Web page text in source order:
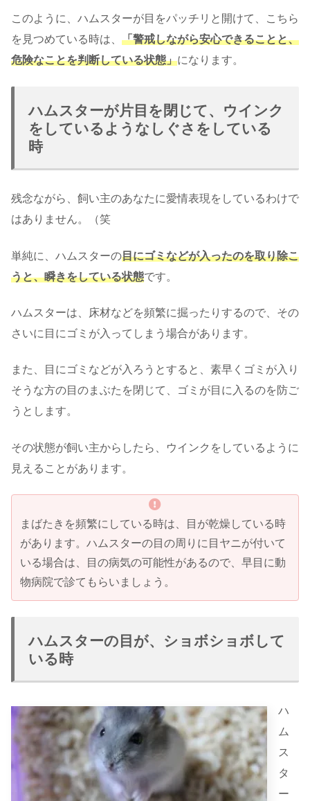
このように、ハムスターが目をパッチリと開けて、こちら
を見つめている時は、 「警戒しながら安心できることと、
危険なことを判断している状態」になります。
ハムスターが片目を閉じて、ウインク
をしているようなしぐさをしている
時
残念ながら、飼い主のあなたに愛情表現をしているわけで
はありません。（笑
単純に、ハムスターの目にゴミなどが入ったのを取り除こ
うと、瞬きをしている状態です。
ハムスターは、床材などを頻繁に掘ったりするので、その
さいに目にゴミが入ってしまう場合があります。
また、目にゴミなどが入ろうとすると、素早くゴミが入り
そうな方の目のまぶたを閉じて、ゴミが目に入るのを防ご
うとします。
その状態が飼い主からしたら、ウインクをしているように
見えることがあります。
まばたきを頻繁にしている時は、目が乾燥している時
があります。ハムスターの目の周りに目ヤニが付いて
いる場合は、目の病気の可能性があるので、早目に動
物病院で診てもらいましょう。
ハムスターの目が、ショボショボして
いる時
ハ
ム
ス
タ
ー